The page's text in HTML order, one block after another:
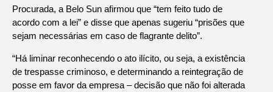
Procurada, a Belo Sun afirmou que “tem feito tudo de
acordo com a lei” e disse que apenas sugeriu “prisões que
sejam necessárias em caso de flagrante delito”.
“Há liminar reconhecendo o ato ilícito, ou seja, a existência
de trespasse criminoso, e determinando a reintegração de
posse em favor da empresa – decisão que não foi alterada